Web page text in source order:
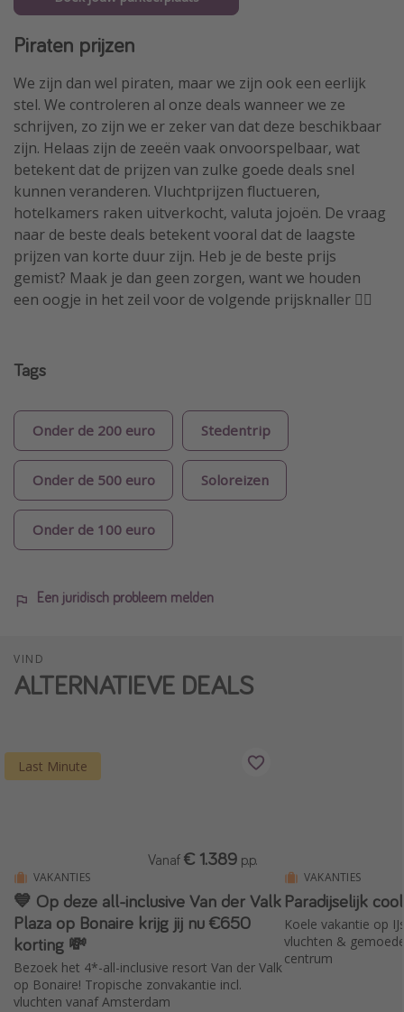
Piraten prijzen
We zijn dan wel piraten, maar we zijn ook een eerlijk
stel. We controleren al onze deals wanneer we ze
schrijven, zo zijn we er zeker van dat deze beschikbaar
zijn. Helaas zijn de zeeën vaak onvoorspelbaar, wat
betekent dat de prijzen van zulke goede deals snel
kunnen veranderen. Vluchtprijzen fluctueren,
hotelkamers raken uitverkocht, valuta jojoën. De vraag
naar de beste deals betekent vooral dat de laagste
prijzen van korte duur zijn. Heb je de beste prijs
gemist? Maak je dan geen zorgen, want we houden
een oogje in het zeil voor de volgende prijsknaller 🏴‍☠️
Tags
Onder de 200 euro Stedentrip
Onder de 500 euro Soloreizen
Onder de 100 euro
Een juridisch probleem melden
VIND
ALTERNATIEVE DEALS
Last Minute
VAKANTIES
💙 Op deze all-inclusive Van der Valk
Plaza op Bonaire krijg jij nu €650
korting 💸
Bezoek het 4*-all-inclusive resort Van der Valk
op Bonaire! Tropische zonvakantie incl.
vluchten vanaf Amsterdam
Vanaf € 1.389 p.p.
VAKANTIES
Paradijselijk
Koele vakantie op
vluchten &
centrum